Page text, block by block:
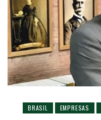
BRASIL EMPRESAS